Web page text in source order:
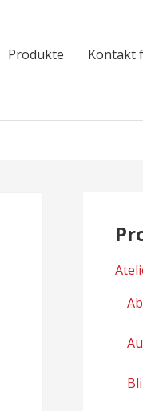
Produkte Kontakt